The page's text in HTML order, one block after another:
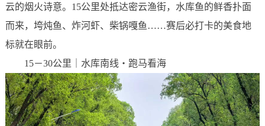
云的烟火诗意。15公里处抵达密云渔街，水库鱼的鲜香扑面
而来，垮炖鱼、炸河虾、柴锅嘎鱼……赛后必打卡的美食地
标就在眼前。
15－30公里｜水库南线・跑马看海